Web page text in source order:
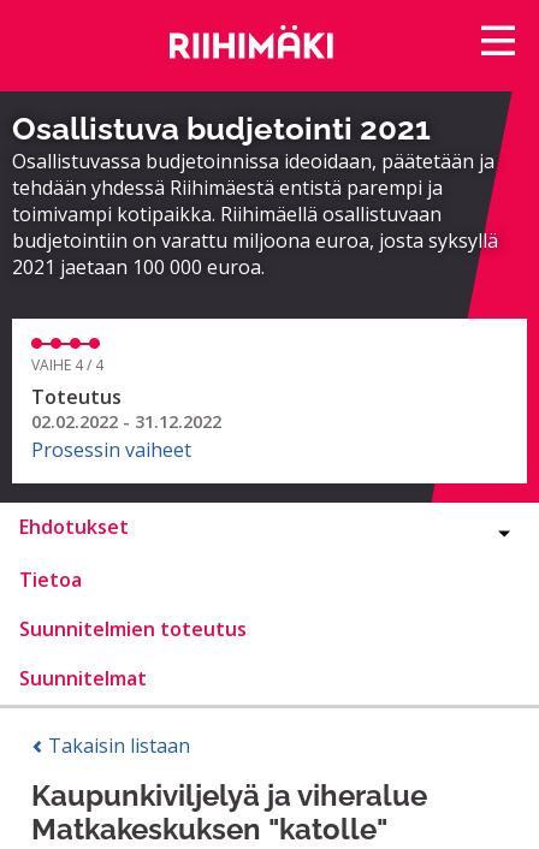
Osallistuva budjetointi 2021
Osallistuvassa budjetoinnissa ideoidaan, päätetään ja
tehdään yhdessä Riihimäestä entistä parempi ja
toimivampi kotipaikka. Riihimäellä osallistuvaan
budjetointiin on varattu miljoona euroa, josta syksyllä
2021 jaetaan 100 000 euroa.
VAIHE 4 / 4
Toteutus
02.02.2022 - 31.12.2022
Prosessin vaiheet
Ehdotukset
Tietoa
Suunnitelmien toteutus
Suunnitelmat
Takaisin listaan
Kaupunkiviljelyä ja viheralue
Matkakeskuksen "katolle"